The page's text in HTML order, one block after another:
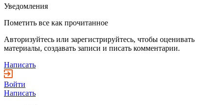
Уведомления
Пометить все как прочитанное
Авторизуйтесь или зарегистрируйтесь, чтобы оценивать
материалы, создавать записи и писать комментарии.
Написать
Войти
Написать